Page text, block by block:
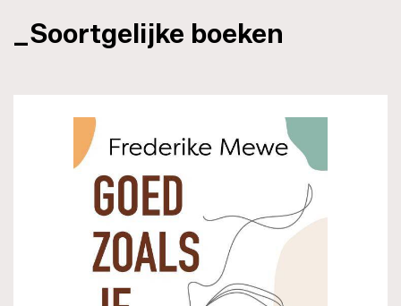
_Soortgelijke boeken